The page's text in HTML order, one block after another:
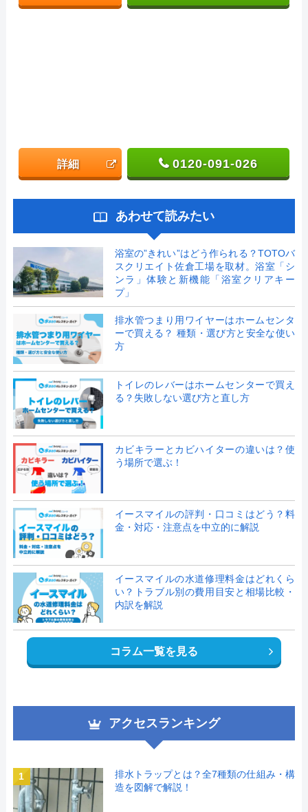
詳細 0120-091-026
あわせて読みたい
浴室の”きれい”はどう作られる？TOTOバ
スクリエイト佐倉工場を取材。浴室「シ
ンラ」体験と新機能「浴室クリアキー
プ」
排水管つまり用ワイヤーはホームセンタ
ーで買える？ 種類・選び方と安全な使い
方
トイレのレバーはホームセンターで買え
る？失敗しない選び方と直し方
カビキラーとカビハイターの違いは？使
う場所で選ぶ！
イースマイルの評判・口コミはどう？料
金・対応・注意点を中立的に解説
イースマイルの水道修理料金はどれくら
い？トラブル別の費用目安と相場比較・
内訳を解説
コラム一覧を見る
アクセスランキング
1
排水トラップとは？全7種類の仕組み・構
造を図解で解説！